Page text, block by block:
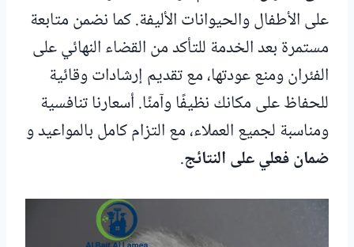
على الأطفال والحيوانات الأليفة. كما نضمن متابعة
مستمرة بعد الخدمة للتأكد من القضاء النهائي على
الفئران ومنع عودتها، مع تقديم إرشادات وقائية
للحفاظ على مكانك نظيفًا وآمنًا. أسعارنا تنافسية
ومناسبة لجميع العملاء، مع التزام كامل بالمواعيد و
ضمان فعلي على النتائج.